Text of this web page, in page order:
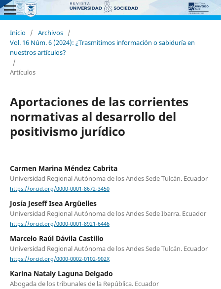
Inicio / Archivos /
Vol. 16 Núm. 6 (2024): ¿Trasmitimos información o sabiduría en
nuestros artículos?
/
Artículos
Aportaciones de las corrientes
normativas al desarrollo del
positivismo jurídico
Carmen Marina Méndez Cabrita
Universidad Regional Autónoma de los Andes Sede Tulcán. Ecuador
https://orcid.org/0000-0001-8672-3450
Josía Jeseff Isea Argüelles
Universidad Regional Autónoma de los Andes Sede Ibarra. Ecuador
https://orcid.org/0000-0001-8921-6446
Marcelo Raúl Dávila Castillo
Universidad Regional Autónoma de los Andes Sede Tulcán. Ecuador
https://orcid.org/0000-0002-0102-902X
Karina Nataly Laguna Delgado
Abogada de los tribunales de la República. Ecuador